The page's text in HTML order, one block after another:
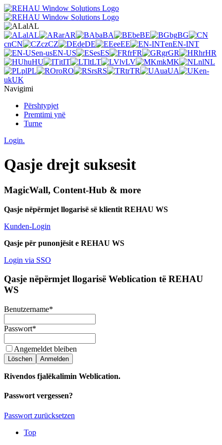
alAL
alAL arAR baBA beBE bgBG
cnCN czCZ deDE eeEE enEN-INT
en-usEN-US esES frFR grGR hrHR
huHU itIT ltLT lvLV mkMK nlNL
plPL roRO rsRS trTR uaUA
en-
ukUK
Navigimi
Përshtypjet
Premtimi ynë
Turne
Login.
Qasje drejt suksesit
MagicWall, Content-Hub & more
Qasje nëpërmjet llogarisë së klientit REHAU WS
Kunden-Login
Qasje për punonjësit e REHAU WS
Login via SSO
Qasje nëpërmjet llogarisë Weblication të REHAU
WS
Benutzername*
Passwort*
Angemeldet bleiben
Löschen Anmelden
Rivendos fjalëkalimin Weblication.
Passwort vergessen?
Passwort zurücksetzen
Top